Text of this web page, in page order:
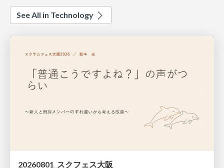
See All in Technology
20260801_スクフェス大阪